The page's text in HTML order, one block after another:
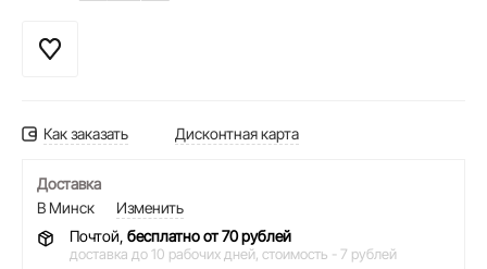
Как заказать Дисконтная карта
Доставка
В Минск
Изменить
Почтой, бесплатно от 70 рублей
доставка до 10 рабочих дней, стоимость - 7 рублей